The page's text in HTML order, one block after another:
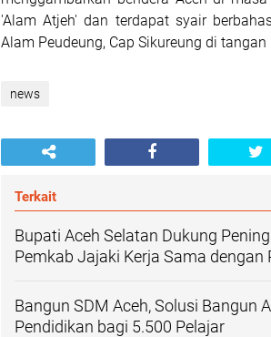
'Alam Atjeh' dan terdapat syair
Alam Peudeung, Cap Sikureung di
news
Terkait
Bupati Aceh Selatan Dukung
Pemkab Jajaki Kerja Sama dengan
‎Bangun SDM Aceh, Solusi Bangun
Pendidikan bagi 5.500 Pelajar ‎